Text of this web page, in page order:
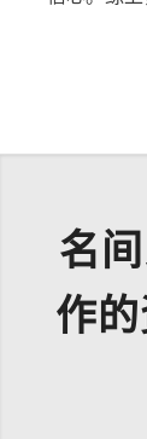
名
作